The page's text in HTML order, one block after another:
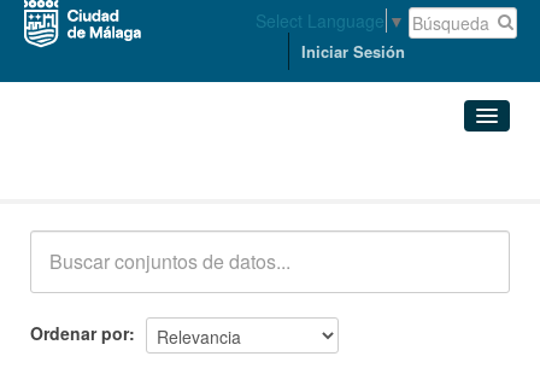
Select Language ▼
Iniciar Sesión
Ordenar por